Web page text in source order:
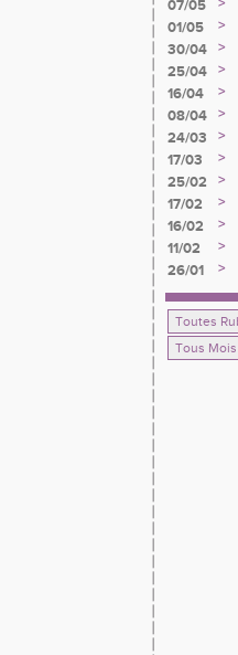
07/05
01/05
>
30/04
>
25/04 >
16/04
>
08/04
>
24/03
>
17/03 >
25/02
>
17/02
>
16/02
>
11/02 >
26/01 >